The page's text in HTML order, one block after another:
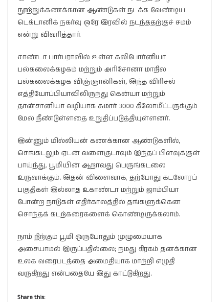
நூற்றுக்கணக்கான ஆண்டுகள் நடக்க வேண்டிய
டெக்டானிக் நகர்வு ஒரே இரவில் நடந்ததற்குச் சமம்
என்று விவரித்தார்.
சாண்டா பார்பராவில் உள்ள கலிபோர்னியா
பல்கலைக்கழகம் மற்றும் அரிசோனா மாநில
பல்கலைக்கழக விஞ்ஞானிகள், இந்த விரிசல்
எத்தியோப்பியாவிலிருந்து கென்யா மற்றும்
தான்சானியா வழியாக சுமார் 3000 கிலோமீட்டருக்கும்
மேல் நீண்டுள்ளதை உறுதிப்படுத்தியுள்ளனர்.
இன்னும் மில்லியன் கணக்கான ஆண்டுகளில்,
செங்கடலும் ஏடன் வளைகுடாவும் இந்தப் பிளவுக்குள்
பாய்ந்து, பூமியின் ஆறாவது பெருங்கடலை
உருவாக்கும். இதன் விளைவாக, தற்போது கடலோரப்
பகுதிகள் இல்லாத உகாண்டா மற்றும் ஜாம்பியா
போன்ற நாடுகள் எதிர்காலத்தில் தங்களுக்கென
சொந்தக் கடற்கரைகளைக் கொண்டிருக்கலாம்.
நாம் நிற்கும் பூமி ஒருபோதும் முழுமையாக
அசையாமல் இருப்பதில்லை; நமது கிரகம் தனக்கான
உலக வரைபடத்தை அமைதியாக மாற்றி எழுதி
வருகிறது என்பதையே இது காட்டுகிறது.
Share this: